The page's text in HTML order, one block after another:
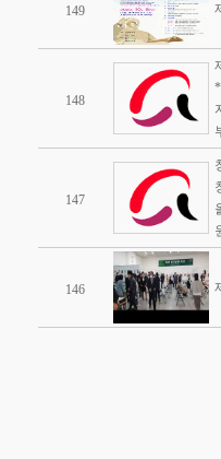
149
148
147
146